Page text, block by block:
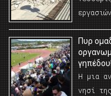
Πυρ
Η μια
νησί